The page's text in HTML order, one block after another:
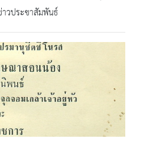
วประชาสัมพันธ์